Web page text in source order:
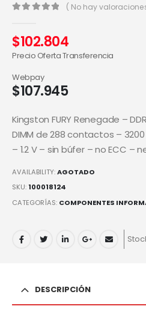
( No hay
$102.804
Precio Oferta Transferencia
$107.945
Webpay
Kingston FURY Renegade –
DIMM de 288 contactos –
– 1.2 V – sin búfer – no ECC –
AVAILABILITY:AGOTADO
SKU:100018124
CATEGORÍAS: COMPONENTES
DESCRIPCIÓN